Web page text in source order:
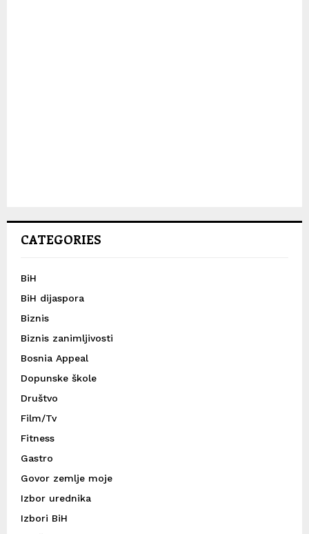
CATEGORIES
BiH
BiH dijaspora
Biznis
Biznis zanimljivosti
Bosnia Appeal
Dopunske škole
Društvo
Film/Tv
Fitness
Gastro
Govor zemlje moje
Izbor urednika
Izbori BiH